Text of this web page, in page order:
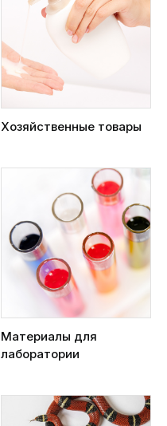
Хозяйственные товары
Материалы для
лаборатории